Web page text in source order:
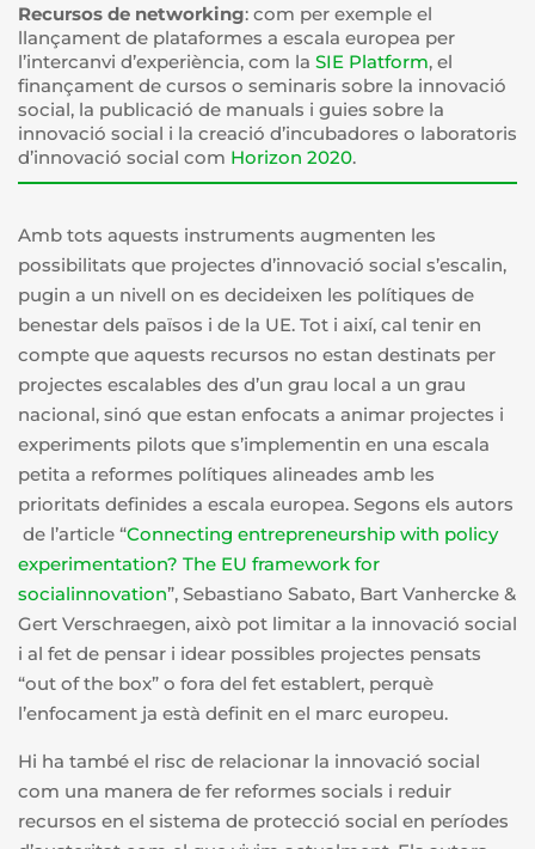
Recursos de networking: com per exemple el
llançament de plataformes a escala europea per
l’intercanvi d’experiència, com la SIE Platform, el
finançament de cursos o seminaris sobre la innovació
social, la publicació de manuals i guies sobre la
innovació social i la creació d’incubadores o laboratoris
d’innovació social com Horizon 2020.
Amb tots aquests instruments augmenten les
possibilitats que projectes d’innovació social s’escalin,
pugin a un nivell on es decideixen les polítiques de
benestar dels països i de la UE. Tot i així, cal tenir en
compte que aquests recursos no estan destinats per
projectes escalables des d’un grau local a un grau
nacional, sinó que estan enfocats a animar projectes i
experiments pilots que s’implementin en una escala
petita a reformes polítiques alineades amb les
prioritats definides a escala europea. Segons els autors
de l’article “Connecting entrepreneurship with policy
experimentation? The EU framework for
socialinnovation”, Sebastiano Sabato, Bart Vanhercke &
Gert Verschraegen, això pot limitar a la innovació social
i al fet de pensar i idear possibles projectes pensats
“out of the box” o fora del fet establert, perquè
l’enfocament ja està definit en el marc europeu.
Hi ha també el risc de relacionar la innovació social
com una manera de fer reformes socials i reduir
recursos en el sistema de protecció social en períodes